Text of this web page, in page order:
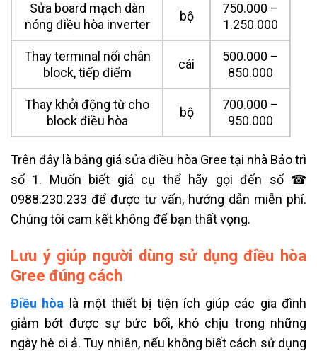
Sửa board mạch dàn
nóng điều hòa inverter
bộ
750.000 –
1.250.000
Thay terminal nối chân
block, tiếp điểm
cái
500.000 –
850.000
Thay khởi động từ cho
block điều hòa
bộ
700.000 –
950.000
Trên đây là bảng giá sửa điều hòa Gree tại nhà Bảo trì
số 1. Muốn biết giá cụ thể hãy gọi đến số ☎
0988.230.233 để được tư vấn, hướng dẫn miễn phí.
Chúng tôi cam kết không để bạn thất vọng.
Lưu ý giúp người dùng sử dụng điều hòa
Gree đúng cách
Điều hòa là một thiết bị tiện ích giúp các gia đình
giảm bớt được sự bức bối, khó chịu trong những
ngày hè oi ả. Tuy nhiên, nếu không biết cách sử dụng